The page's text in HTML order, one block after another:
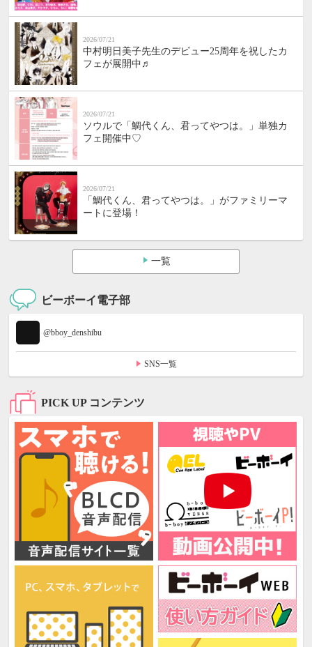
2026/07/21
中村明日美子先生のデビュー25周年を祝したカ
フェが展開中♬
2026/07/21
ソウルで「鯛代くん、君ってやつは。」単独カ
フェ開催中♡
2026/07/21
「鯛代くん、君ってやつは。」がファミリーマ
ートに登場！
一覧
ビーボーイ電子部
@bboy_denshibu
SNS一覧
PICK UP コンテンツ